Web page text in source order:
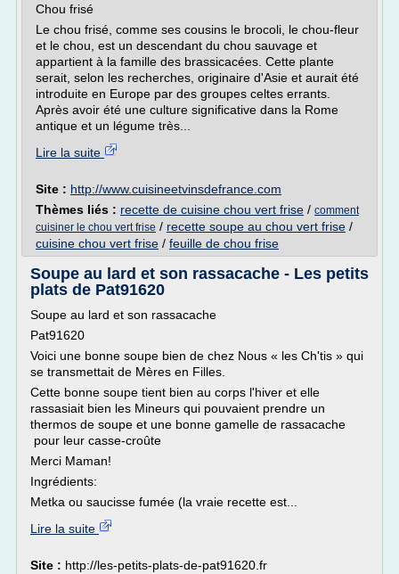
Chou frisé
Le chou frisé, comme ses cousins le brocoli, le chou-fleur
et le chou, est un descendant du chou sauvage et
appartient à la famille des brassicacées. Cette plante
serait, selon les recherches, originaire d'Asie et aurait été
introduite en Europe par des groupes celtes errants.
Après avoir été une culture significative dans la Rome
antique et un légume très...
Lire la suite
Site : http://www.cuisineetvinsdefrance.com
Thèmes liés : recette de cuisine chou vert frise / comment
cuisiner le chou vert frise / recette soupe au chou vert frise /
cuisine chou vert frise / feuille de chou frise
Soupe au lard et son rassacache - Les petits
plats de Pat91620
Soupe au lard et son rassacache
Pat91620
Voici une bonne soupe bien de chez Nous « les Ch'tis » qui
se transmettait de Mères en Filles.
Cette bonne soupe tient bien au corps l'hiver et elle
rassasiait bien les Mineurs qui pouvaient prendre un
thermos de soupe et une bonne gamelle de rassacache
pour leur casse-croûte
Merci Maman!
Ingrédients:
Metka ou saucisse fumée (la vraie recette est...
Lire la suite
Site : http://les-petits-plats-de-pat91620.fr